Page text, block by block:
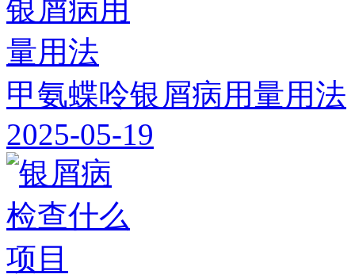
甲氨蝶呤银屑病用量用法
2025-05-19